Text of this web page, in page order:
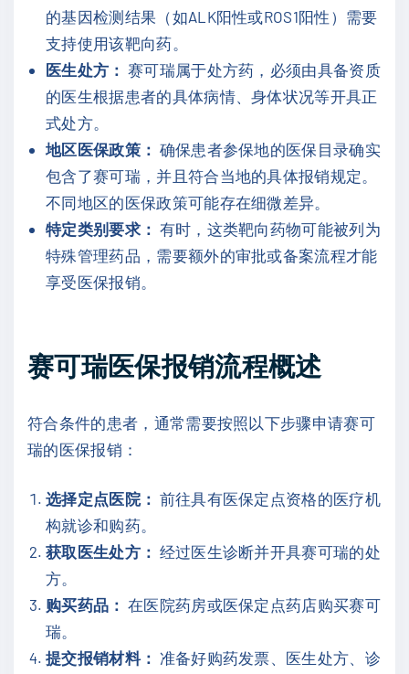
的基因检测结果（如ALK阳性或ROS1阳性）需要
支持使用该靶向药。
医生处方： 赛可瑞属于处方药，必须由具备资质
的医生根据患者的具体病情、身体状况等开具正
式处方。
地区医保政策： 确保患者参保地的医保目录确实
包含了赛可瑞，并且符合当地的具体报销规定。
不同地区的医保政策可能存在细微差异。
特定类别要求： 有时，这类靶向药物可能被列为
特殊管理药品，需要额外的审批或备案流程才能
享受医保报销。
赛可瑞医保报销流程概述
符合条件的患者，通常需要按照以下步骤申请赛可
瑞的医保报销：
选择定点医院： 前往具有医保定点资格的医疗机
构就诊和购药。
获取医生处方： 经过医生诊断并开具赛可瑞的处
方。
购买药品： 在医院药房或医保定点药店购买赛可
瑞。
提交报销材料： 准备好购药发票、医生处方、诊